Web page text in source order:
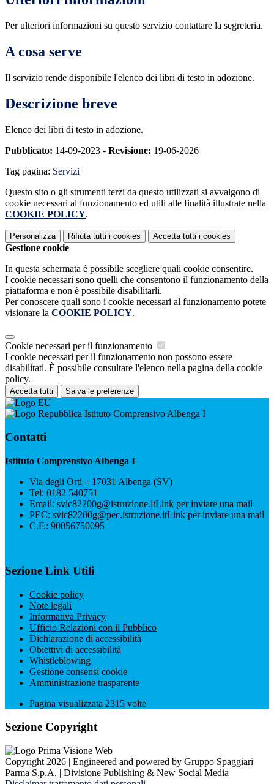
Per ulteriori informazioni su questo servizio contattare la segreteria.
A cosa serve
Il servizio rende disponibile l'elenco dei libri di testo in adozione.
Descrizione breve
Elenco dei libri di testo in adozione.
Pubblicato: 14-09-2023 - Revisione: 19-06-2026
Tag pagina: Servizi
Questo sito o gli strumenti terzi da questo utilizzati si avvalgono di
cookie necessari al funzionamento ed utili alle finalità illustrate nella
COOKIE POLICY.
Personalizza Rifiuta tutti i cookies Accetta tutti i cookies
Gestione cookie
In questa schermata è possibile scegliere quali cookie consentire.
I cookie necessari sono quelli che consentono il funzionamento della
piattaforma e non è possibile disabilitarli.
Per conoscere quali sono i cookie necessari al funzionamento potete
visionare la COOKIE POLICY.
Cookie necessari per il funzionamento
I cookie necessari per il funzionamento non possono essere
disabilitati. È possibile consultare l'elenco nella pagina della cookie
policy.
Accetta tutti Salva le preferenze
Istituto Comprensivo Albenga I
Contatti
Istituto Comprensivo Albenga I
Via degli Orti – 17031 Albenga (SV)
Tel: 0182 540751
Email: svic82200g@istruzione.itLink per inviare una mail
PEC: svic82200g@pec.istruzione.itLink per inviare una mail
C.F.: 90056750095
Sezione Link Utili
Cookie policy
Note legali
Informativa Privacy
Ufficio Relazioni con il Pubblico
Dichiarazione di accessibilità
Obiettivi di accessibilità
Whistleblowing
Gestione consensi cookie
Amministrazione trasparente
Pagina visualizzata 2315 volte
Sezione Copyright
Copyright 2026 | Engineered and powered by Gruppo Spaggiari
Parma S.p.A. | Divisione Publishing & New Social Media